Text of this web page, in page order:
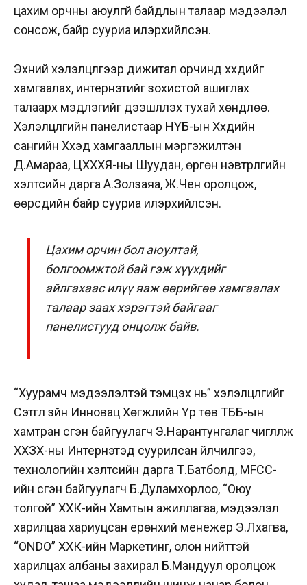
цахим орчны аюулгүй байдлын талаар мэдээлэл
сонсож, байр сууриа илэрхийлсэн.
Эхний хэлэлцүүлгээр дижитал орчинд хүүхдийг
хамгаалах, интернэтийг зохистой ашиглах
талаарх мэдлэгийг дээшлүүлэх тухай хөндлөө.
Хэлэлцүүлгийн панелистаар НҮБ-ын Хүүхдийн
сангийн Хүүхэд хамгааллын мэргэжилтэн
Д.Амараа, ЦХХХЯ-ны Шуудан, өргөн нэвтрүүлгийн
хэлтсийн дарга А.Золзаяа, Ж.Чен оролцож,
өөрсдийн байр сууриа илэрхийлсэн.
Цахим орчин бол аюултай,
болгоомжтой бай гэж хүүхдийг
айлгахаас илүү яаж өөрийгөө хамгаалах
талаар заах хэрэгтэй байгааг
панелистууд онцолж байв.
“Хуурамч мэдээлэлтэй тэмцэх нь” хэлэлцүүлгийг
Сэтгүүл зүйн Инновац Хөгжлийн Үүр төв ТББ-ын
хамтран үүсгэн байгуулагч Э.Нарантунгалаг чиглүүлж
ХХЗХ-ны Интернэтэд суурилсан үйлчилгээ,
технологийн хэлтсийн дарга Т.Батболд, МFCC-
ийн үүсгэн байгуулагч Б.Дуламхорлоо, “Оюу
толгой” ХХК-ийн Хамтын ажиллагаа, мэдээлэл
харилцаа хариуцсан ерөнхий менежер Э.Лхагва,
“ONDO” ХХК-ийн Маркетинг, олон нийттэй
харилцах албаны захирал Б.Мандуул оролцож